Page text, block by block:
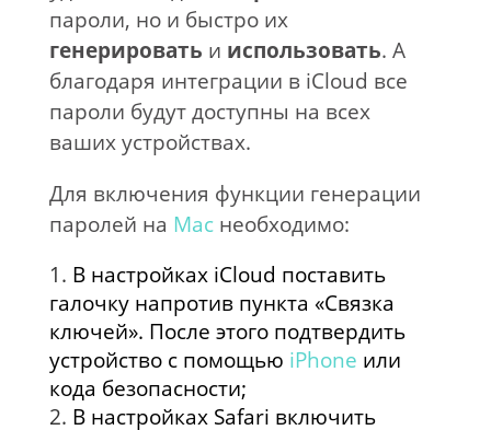
пароли, но и быстро их
генерировать и использовать. А
благодаря интеграции в iCloud все
пароли будут доступны на всех
ваших устройствах.
Для включения функции генерации
паролей на Macнеобходимо:
В настройках iCloud поставить
галочку напротив пункта «Связка
ключей». После этого подтвердить
устройство с помощью iPhone или
кода безопасности;
В настройках Safari включить